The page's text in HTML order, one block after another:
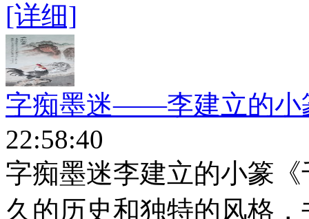
[详细]
字痴墨迷——李建立的小
22:58:40
字痴墨迷李建立的小篆
久的历史和独特的风格